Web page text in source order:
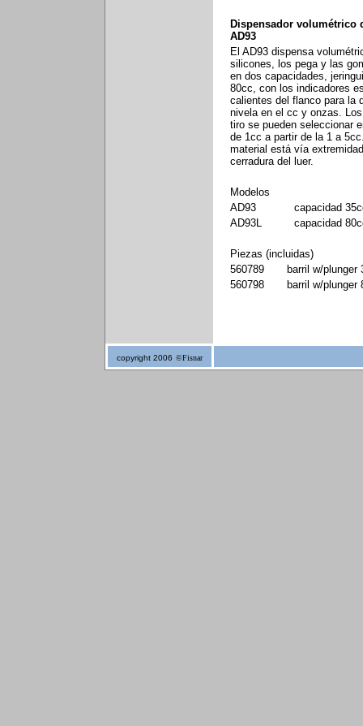
Dispensador volumétrico
AD93
El AD93 dispensa
silicones, los pega y las
en dos capacidades,
80cc, con los indicadores
calientes del flanco para la
nivela en el cc y onzas.
tiro se pueden seleccionar
de 1cc a partir de la 1 a
material está vía
cerradura del luer.
Modelos
AD93
capacidad
AD93L
capacidad
Piezas (incluidas)
560789
barril w/plunger
560798
barril w/plunger
copyright 2006 ©Fisnar